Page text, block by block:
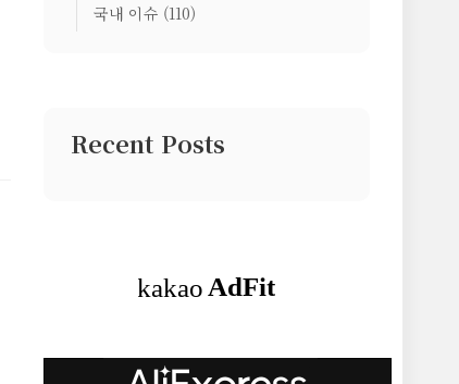
국내 이슈 (110)
Recent Posts